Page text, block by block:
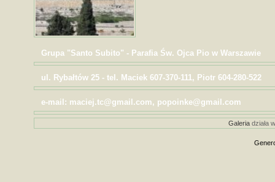
Grupa "Santo Subito" - Parafia Św. Ojca Pio w Warszawie
ul. Rybałtów 25 - tel. Maciek 607-370-111, Piotr 604-280-522
e-mail: maciej.tc@gmail.com, popoinke@gmail.com
Galeriadziała